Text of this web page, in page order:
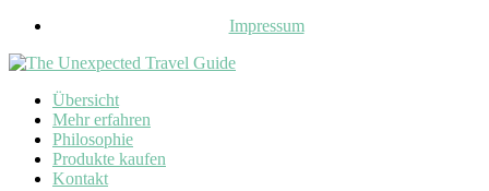
Impressum
Übersicht
Mehr erfahren
Philosophie
Produkte kaufen
Kontakt